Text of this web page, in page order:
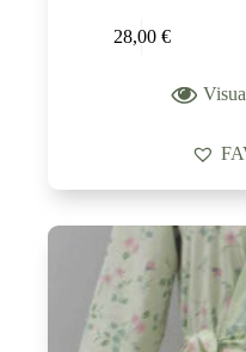
28,00 €